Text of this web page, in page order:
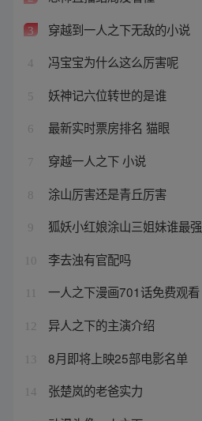
3 穿越到一人之下无敌的小说
4 冯宝宝为什么这么厉害呢
5 妖神记六位转世的是谁
6 最新实时票房排名 猫眼
7 穿越一人之下 小说
8 涂山厉害还是青丘厉害
9 狐妖小红娘涂山三姐妹谁最强
10 李去浊有官配吗
一人之下漫画701话免费观看
12 异人之下的主演介绍
13 8月即将上映25部电影名单
14 张楚岚的老爸实力